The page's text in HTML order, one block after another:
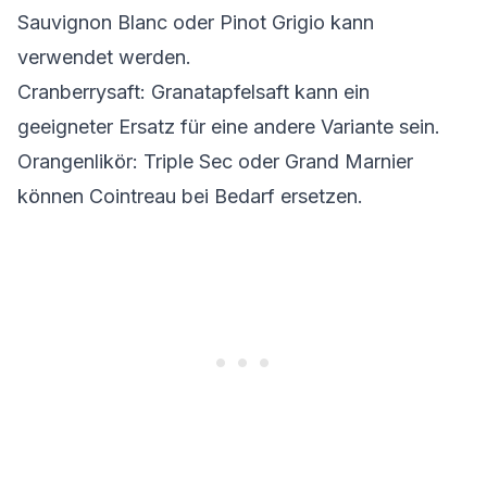
Sauvignon Blanc oder Pinot Grigio kann
verwendet werden.
Cranberrysaft: Granatapfelsaft kann ein
geeigneter Ersatz für eine andere Variante sein.
Orangenlikör: Triple Sec oder Grand Marnier
können Cointreau bei Bedarf ersetzen.